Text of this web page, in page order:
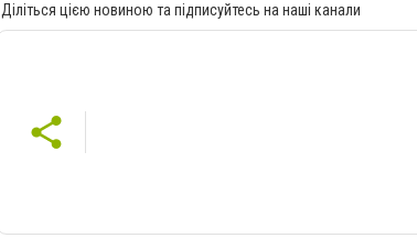
Діліться цією новиною та підписуйтесь на наші канали